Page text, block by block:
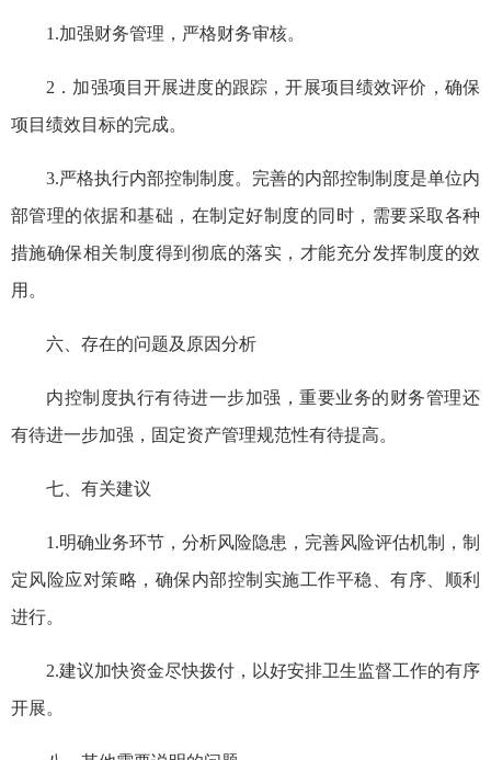
1.加强财务管理，严格财务审核。
2．加强项目开展进度的跟踪，开展项目绩效评价，确保
项目绩效目标的完成。
3.严格执行内部控制制度。完善的内部控制制度是单位内
部管理的依据和基础，在制定好制度的同时，需要采取各种
措施确保相关制度得到彻底的落实，才能充分发挥制度的效
用。
六、存在的问题及原因分析
内控制度执行有待进一步加强，重要业务的财务管理还
有待进一步加强，固定资产管理规范性有待提高。
七、有关建议
1.明确业务环节，分析风险隐患，完善风险评估机制，制
定风险应对策略，确保内部控制实施工作平稳、有序、顺利
进行。
2.建议加快资金尽快拨付，以好安排卫生监督工作的有序
开展。